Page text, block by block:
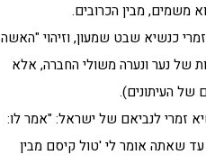
משמים, מבין הכרובים.
כנשיא שבט שמעון, וזיהוי "האשה
של נער ונערה משולי החברה, אלא
של העיתונים).
זמרי לנביאם של ישראל: "אמר לו:
שאתה אומר לי 'טול קיסם מבין